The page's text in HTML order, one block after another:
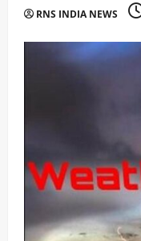
RNS INDIA NEWS